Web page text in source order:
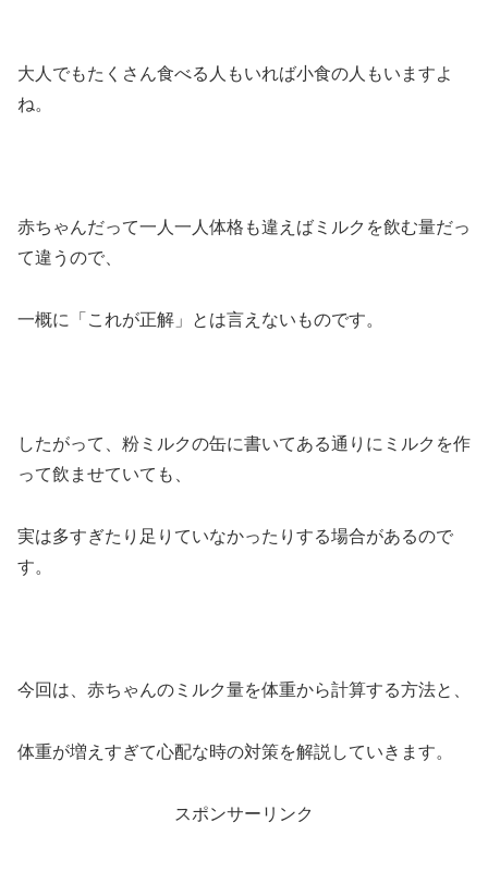
大人でもたくさん食べる人もいれば小食の人もいますよ
ね。
赤ちゃんだって一人一人体格も違えばミルクを飲む量だっ
て違うので、
一概に「これが正解」とは言えないものです。
したがって、粉ミルクの缶に書いてある通りにミルクを作
って飲ませていても、
実は多すぎたり足りていなかったりする場合があるので
す。
今回は、赤ちゃんのミルク量を体重から計算する方法と、
体重が増えすぎて心配な時の対策を解説していきます。
スポンサーリンク